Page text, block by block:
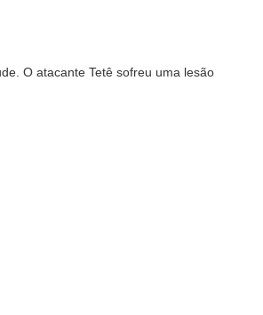
O atacante Tetê sofreu uma lesão